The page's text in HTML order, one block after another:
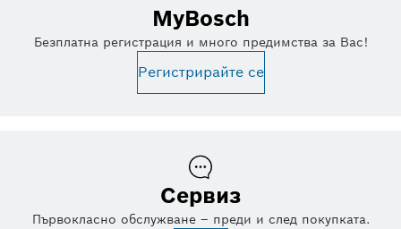
MyBosch
Безплатна регистрация и много предимства за Вас!
Регистрирайте се
Сервиз
Първокласно обслужване – преди и след покупката.